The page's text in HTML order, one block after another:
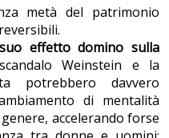
metà del patrimonio
effetto domino sulla
Weinstein e la
potrebbero davvero
di mentalità
accelerando forse